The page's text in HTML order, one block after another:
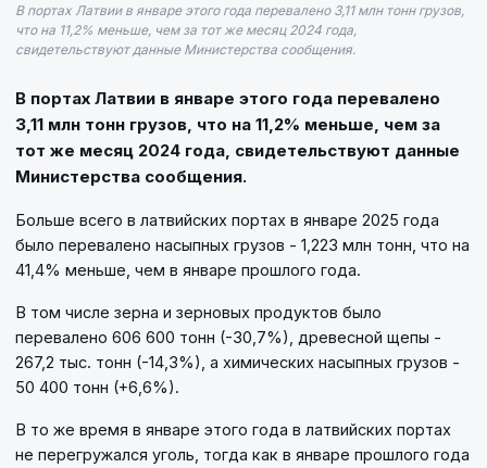
В портах Латвии в январе этого года перевалено 3,11 млн тонн грузов,
что на 11,2% меньше, чем за тот же месяц 2024 года,
свидетельствуют данные Министерства сообщения.
В портах Латвии в январе этого года перевалено
3,11 млн тонн грузов, что на 11,2% меньше, чем за
тот же месяц 2024 года, свидетельствуют данные
Министерства сообщения.
Больше всего в латвийских портах в январе 2025 года
было перевалено насыпных грузов - 1,223 млн тонн, что на
41,4% меньше, чем в январе прошлого года.
В том числе зерна и зерновых продуктов было
перевалено 606 600 тонн (-30,7%), древесной щепы -
267,2 тыс. тонн (-14,3%), а химических насыпных грузов -
50 400 тонн (+6,6%).
В то же время в январе этого года в латвийских портах
не перегружался уголь, тогда как в январе прошлого года